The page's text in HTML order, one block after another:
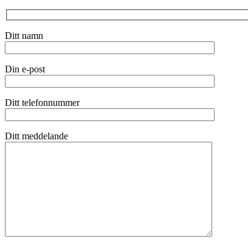
Ditt namn
Din e-post
Ditt telefonnummer
Ditt meddelande